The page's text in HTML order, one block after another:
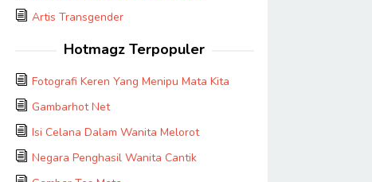
Artis Transgender
Hotmagz Terpopuler
Fotografi Keren Yang Menipu Mata Kita
Gambarhot Net
Isi Celana Dalam Wanita Melorot
Negara Penghasil Wanita Cantik